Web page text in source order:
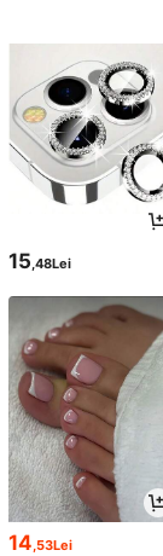
15,48Lei
14 ,53Lei